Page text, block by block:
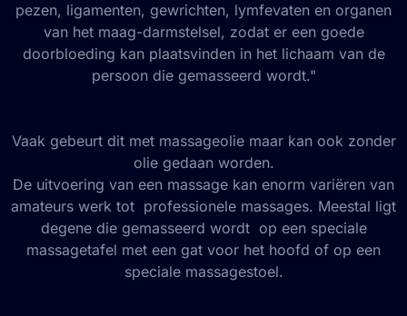
pezen, ligamenten, gewrichten, lymfevaten en organen
van het maag-darmstelsel, zodat er een goede
doorbloeding kan plaatsvinden in het lichaam van de
persoon die gemasseerd wordt."
Vaak gebeurt dit met massageolie maar kan ook zonder
olie gedaan worden.
De uitvoering van een massage kan enorm variëren van
amateurs werk tot professionele massages. Meestal ligt
degene die gemasseerd wordt op een speciale
massagetafel met een gat voor het hoofd of op een
speciale massagestoel.